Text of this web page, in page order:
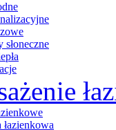
łazienkowa